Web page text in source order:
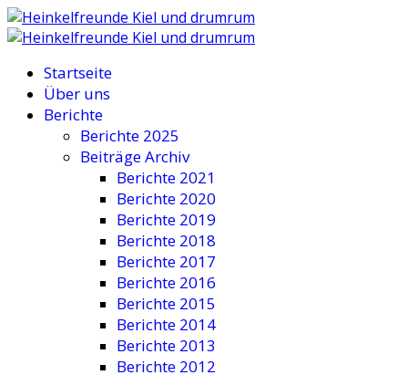
Startseite
Über uns
Berichte
Berichte 2025
Beiträge Archiv
Berichte 2021
Berichte 2020
Berichte 2019
Berichte 2018
Berichte 2017
Berichte 2016
Berichte 2015
Berichte 2014
Berichte 2013
Berichte 2012